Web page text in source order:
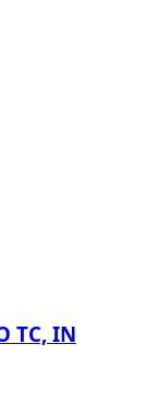
TC, IN